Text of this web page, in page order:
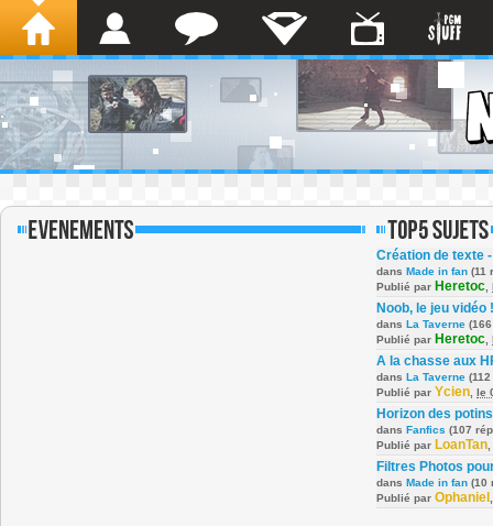
Création de texte
dans Made in fan (11
Publié par Heretoc
Noob, le jeu vidéo !
dans La Taverne
Publié par Heretoc
A la chasse aux
dans La Taverne
Publié par Ycien le
Horizon des potins
dans Fanfics (107
Publié par LoanTan
Filtres Photos
dans Made in fan (10
Publié par Ophaniel